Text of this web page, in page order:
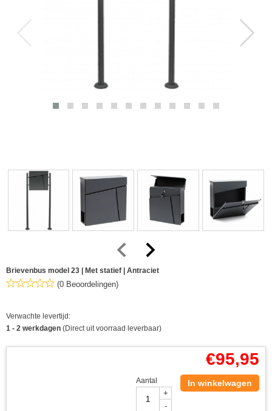
Brievenbus model 23 | Met statief | Antraciet
(0 Beoordelingen)
Verwachte levertijd:
1 - 2 werkdagen (Direct uit voorraad leverbaar)
€95,95
Aantal
+
-
In winkelwagen